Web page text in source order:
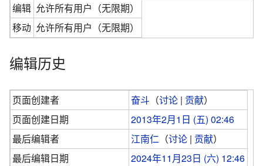
编辑 允许所有用户（无限期）
移动 允许所有用户（无限期）
编辑历史
页面创建者 奋斗 （讨论 | 贡献）
页面创建日期
2013年2月1日 (五) 02:46
最后编辑者
江南仁 （讨论 | 贡献）
最后编辑日期
2024年11月23日 (六) 12:46